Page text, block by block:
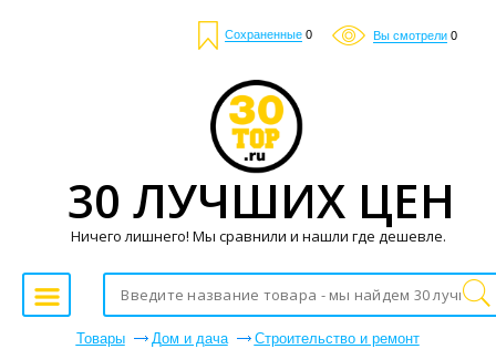
Сохраненные 0 Вы смотрели 0
Товары Дом и дача
Строительство и ремонт
30 ЛУЧШИХ ЦЕН
Ничего лишнего! Мы сравнили и нашли где дешевле.